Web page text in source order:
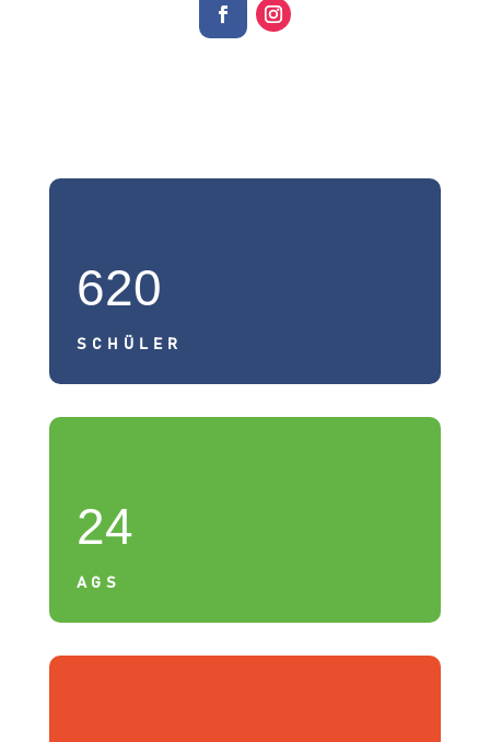
620
SCHÜLER
24
AGS